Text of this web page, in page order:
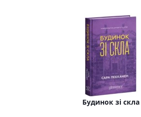
Будинок зі скла